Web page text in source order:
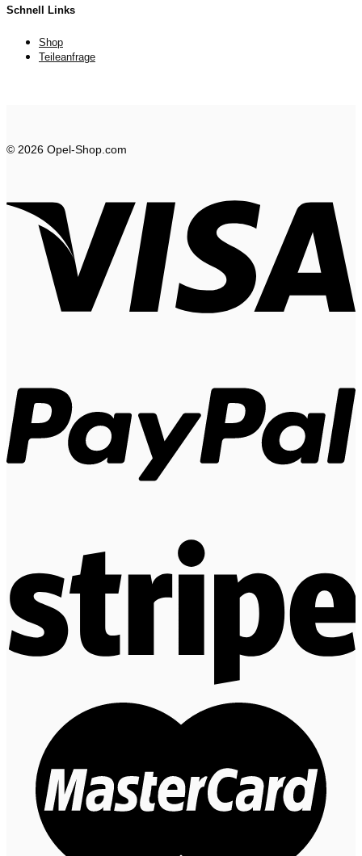
Schnell Links
Shop
Teileanfrage
© 2026 Opel-Shop.com